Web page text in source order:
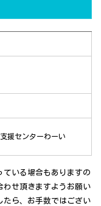
援センターわーい
いる場合もありますの
わせ頂きますようお願い
たら、お手数ではござい